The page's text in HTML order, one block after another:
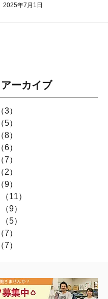
2025年7月1日
アーカイブ
（3）
（5）
（8）
（6）
（7）
（2）
（9）
（11）
（9）
（5）
（7）
（7）